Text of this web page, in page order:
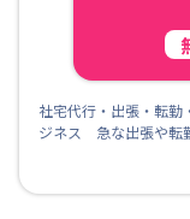
社宅代行・出張・転
ジネス 急な出張や転